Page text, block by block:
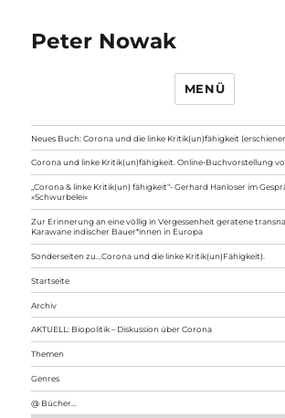
Peter Nowak
MENÜ
Neues Buch: Corona und die linke Kritik(un)fähigkeit
Corona und linke Kritik(un)fähigkeit. Online-Buchvorstellung
„Corona & linke Kritik(un) fähigkeit“- Gerhard Hanloser im
»Schwurbelei«
Zur Erinnerung an eine völlig in Vergessenheit geratene
Karawane indischer Bauer*innen in Europa
Sonderseiten zu…Corona und die linke Kritik(un)Fähigkeit).
Startseite
Archiv
AKTUELL: Biopolitik – Diskussion über Corona
Themen
Genres
@ Bücher…